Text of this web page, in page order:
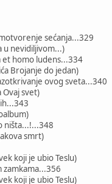
sećanja...329
u nevidiljivom...)
et homo ludens...334
Brojanje do jedan)
ovog sveta...340
Ovaj svet)
ništa...!...348
smrt)
koji je ubio Teslu)
zamkama...356
koji je ubio Teslu)